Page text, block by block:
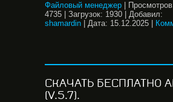
Файловый менеджер
4735
Загрузок: 1930
Добавил:
shamardin
Дата: 15.12.2025
СКАЧАТЬ БЕСПЛАТНО
(V.5.7).